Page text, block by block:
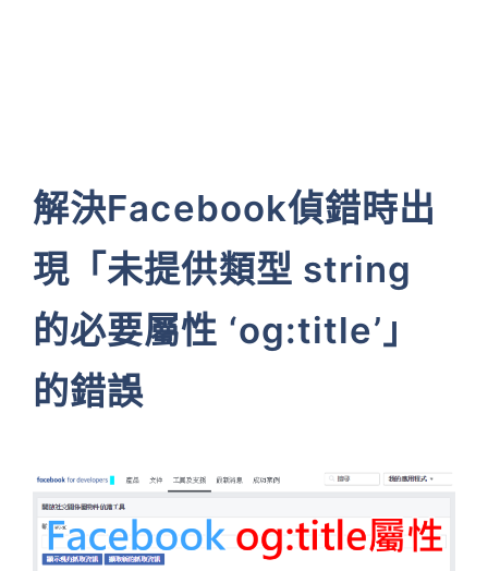
解決Facebook偵錯時出
現「未提供類型 string
的必要屬性 ‘og:title’」
的錯誤